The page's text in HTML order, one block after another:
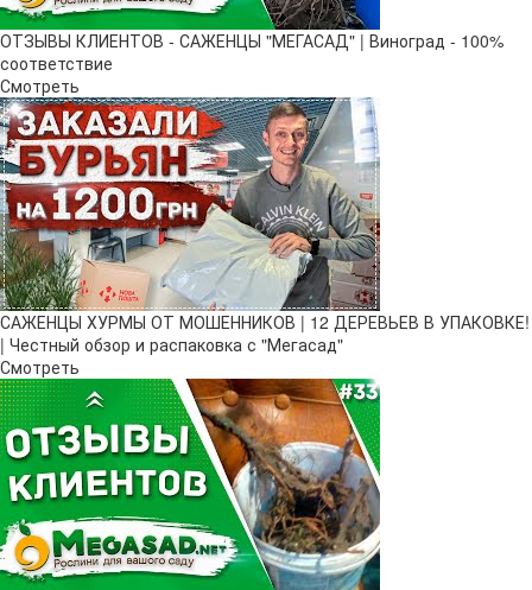
ОТЗЫВЫ КЛИЕНТОВ - САЖЕНЦЫ "МЕГАСАД" | Виноград - 100%
соответствие
Смотреть
САЖЕНЦЫ ХУРМЫ ОТ МОШЕННИКОВ | 12 ДЕРЕВЬЕВ В УПАКОВКЕ!
| Честный обзор и распаковка с "Мегасад"
Смотреть